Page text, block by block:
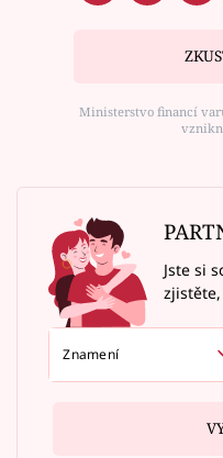
Ministerstvo financí
Jste si